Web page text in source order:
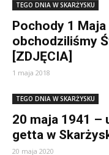
TEGO DNIA W SKARŻYSKU
Pochody 1
obchodziliśmy
[ZDJĘCIA]
1 maja 2018
TEGO DNIA W SKARŻYSKU
20 maja 1941 –
getta w
20 maja 2020